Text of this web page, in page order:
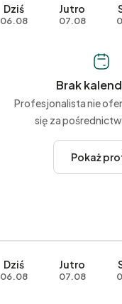
Dziś
06.08
Jutro
07.08
Brak
Profesjonalista nie
się za
Pokaż
Dziś
06.08
Jutro
07.08